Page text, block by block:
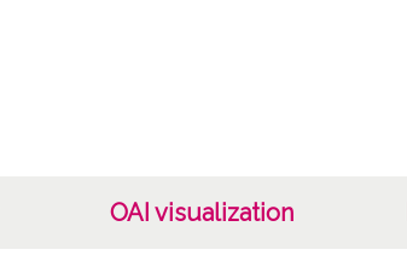
OAI visualization